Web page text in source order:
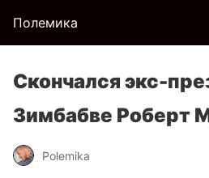
Полемика
Скончался экс-
Зимбабве Роберт
Polemika